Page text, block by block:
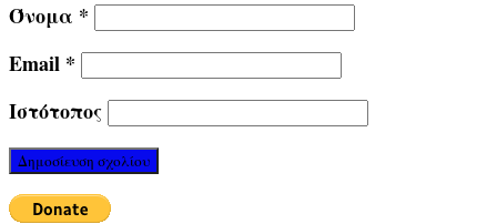
Όνομα *
Email *
Ιστότοπος